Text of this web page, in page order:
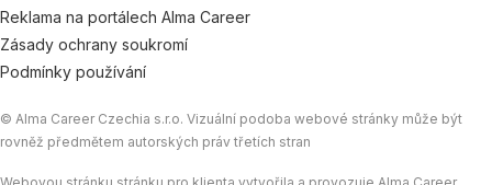
Reklama na portálech Alma Career
Zásady ochrany soukromí
Podmínky používání
© Alma Career Czechia s.r.o. Vizuální podoba webové stránky může být
rovněž předmětem autorských práv třetích stran